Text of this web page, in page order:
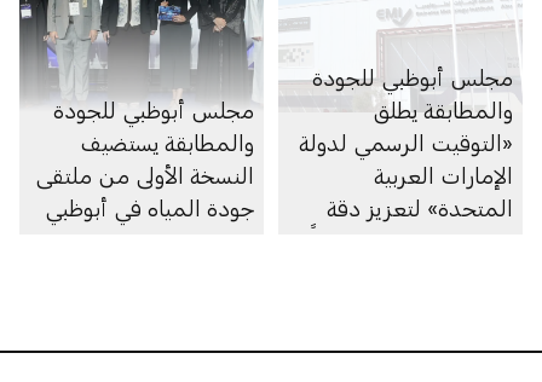
مجلس أبوظبي للجودة
والمطابقة يطلق
«التوقيت الرسمي لدولة
الإمارات العربية
المتحدة» لتعزيز دقة
مجلس أبوظبي للجودة
والمطابقة يستضيف
النسخة الأولى من ملتقى
جودة المياه في أبوظبي